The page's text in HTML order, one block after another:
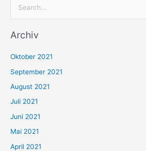
c
n
n
a
c
h
:
Archiv
Oktober 2021
September 2021
August 2021
Juli 2021
Juni 2021
Mai 2021
April 2021